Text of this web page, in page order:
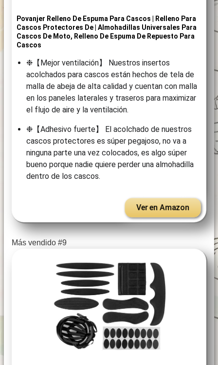
Povanjer Relleno De Espuma Para Cascos | Relleno Para
Cascos Protectores De | Almohadillas Universales Para
Cascos De Moto, Relleno De Espuma De Repuesto Para
Cascos
❉【Mejor ventilación】 Nuestros insertos
acolchados para cascos están hechos de tela de
malla de abeja de alta calidad y cuentan con malla
en los paneles laterales y traseros para maximizar
el flujo de aire y la ventilación.
❉【Adhesivo fuerte】 El acolchado de nuestros
cascos protectores es súper pegajoso, no va a
ninguna parte una vez colocados, es algo súper
bueno porque nadie quiere perder una almohadilla
dentro de los cascos.
Ver en Amazon
Más vendido #9